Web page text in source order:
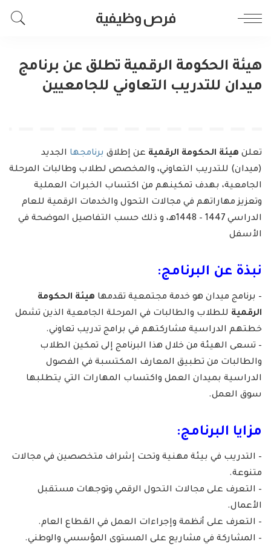
فرص وظيفية
هيئة الحكومة الرقمية تطلق عن برنامج
ميدان للتدريب التعاوني للجامعيين
تعلن هيئة الحكومة الرقمية عن إطلاق برنامجها الجديد
(ميدان) للتدريب التعاوني، والمخصص لطلاب وطالبات المرحلة
الجامعية، بهدف تمكينهم من اكتساب الخبرات العملية
وتعزيز مهاراتهم في مجالات التحول والخدمات الرقمية للعام
الدراسي 1447 – 1448هـ، و ذلك حسب التفاصيل الموضحة في
الأسفل
نبذة عن البرنامج:
– برنامج ميدان هو خدمة مجتمعية تقدمها هيئة الحكومة
الرقمية للطلاب والطالبات في المرحلة الجامعية الذين تشمل
خطتهم الدراسية مشاركتهم في برامج تدريب تعاوني.
– تسعى الهيئة من خلال هذا البرنامج إلى تمكين الطلاب
والطالبات من تطبيق المعارف المكتسبة في الفصول
الدراسية بميدان العمل واكتساب المهارات التي يتطلبها
سوق العمل.
مزايا البرنامج:
– التدريب في بيئة مهنية وتحت إشراف متخصصين في مجالات
متنوعة.
– التعرف على مجالات التحول الرقمي وتوجهات مستقبل
الأعمال.
– التعرف على أنظمة وإجراءات العمل في القطاع العام.
– المشاركة في مشاريع على المستوى المؤسسي والوطني.